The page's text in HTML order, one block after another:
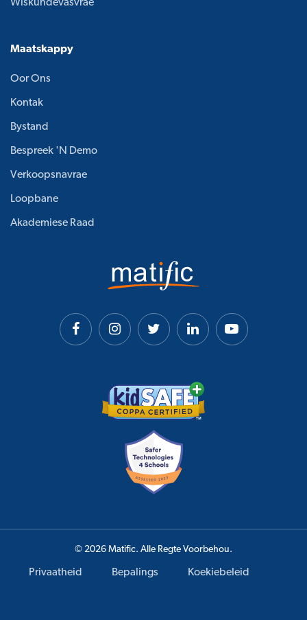
Wiskundevasvrae
Maatskappy
Oor Ons
Kontak
Bystand
Bespreek 'n Demo
Verkoopsnavrae
Loopbane
Akademiese Raad
© 2026 Matific. Alle Regte Voorbehou.
Privaatheid Bepalings Koekiebeleid